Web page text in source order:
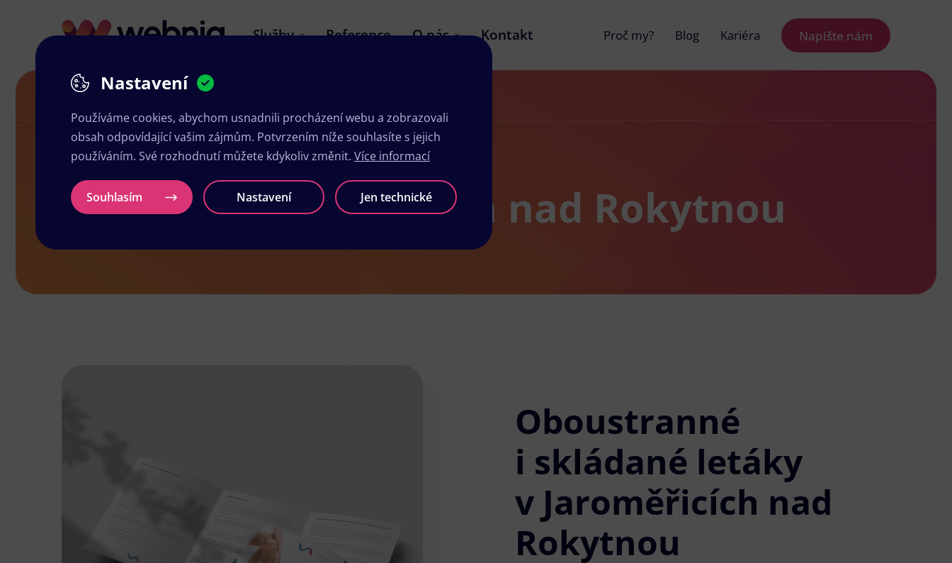
Služby Reference O nás Kontakt Proč my? Blog Kariéra Napište nám
Letáky v Jaroměřicích nad Rokytnou
Letáky v Jaroměřicích nad Rokytnou
Oboustranné
i skládané letáky
v Jaroměřicích nad
Rokytnou
Nastavení
Používáme cookies, abychom usnadnili procházení webu a zobrazovali
obsah odpovídající vašim zájmům. Potvrzením níže souhlasíte s jejich
používáním. Své rozhodnutí můžete kdykoliv změnit. Více informací
Souhlasím Nastavení Jen technické